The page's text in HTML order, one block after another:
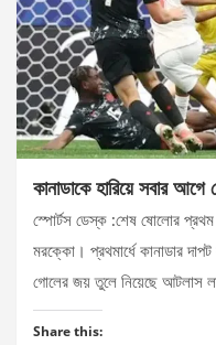
কানাডাকে হারিয়ে সবার আগে
স্পোর্টস ডেস্ক :শেষ ষোলোর প্রথম
মরক্কো। প্রথমার্ধে কানাডার
গোলের জয় তুলে নিয়েছে আটলাস
Share this: